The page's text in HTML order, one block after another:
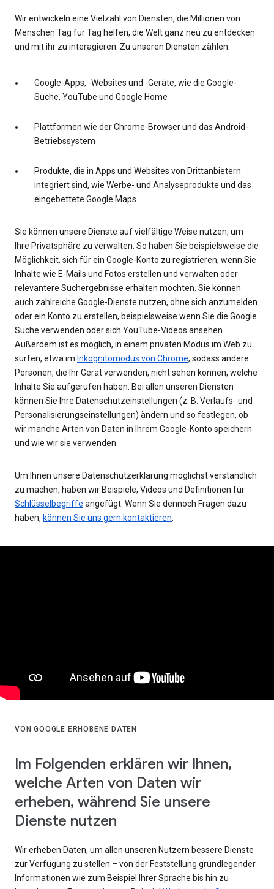
Wir entwickeln eine Vielzahl von Diensten, die Millionen von
Menschen Tag für Tag helfen, die Welt ganz neu zu entdecken
und mit ihr zu interagieren. Zu unseren Diensten zählen:
Google-Apps, -Websites und -Geräte, wie die Google-
Suche, YouTube und Google Home
Plattformen wie der Chrome-Browser und das Android-
Betriebssystem
Produkte, die in Apps und Websites von Drittanbietern
integriert sind, wie Werbe- und Analyseprodukte und das
eingebettete Google Maps
Sie können unsere Dienste auf vielfältige Weise nutzen, um
Ihre Privatsphäre zu verwalten. So haben Sie beispielsweise die
Möglichkeit, sich für ein Google-Konto zu registrieren, wenn Sie
Inhalte wie E-Mails und Fotos erstellen und verwalten oder
relevantere Suchergebnisse erhalten möchten. Sie können
auch zahlreiche Google-Dienste nutzen, ohne sich anzumelden
oder ein Konto zu erstellen, beispielsweise wenn Sie die Google
Suche verwenden oder sich YouTube-Videos ansehen.
Außerdem ist es möglich, in einem privaten Modus im Web zu
surfen, etwa im Inkognitomodus von Chrome, sodass andere
Personen, die Ihr Gerät verwenden, nicht sehen können, welche
Inhalte Sie aufgerufen haben. Bei allen unseren Diensten
können Sie Ihre Datenschutzeinstellungen (z. B. Verlaufs- und
Personalisierungseinstellungen) ändern und so festlegen, ob
wir manche Arten von Daten in Ihrem Google-Konto speichern
und wie wir sie verwenden.
Um Ihnen unsere Datenschutzerklärung möglichst verständlich
zu machen, haben wir Beispiele, Videos und Definitionen für
Schlüsselbegriffe angefügt. Wenn Sie dennoch Fragen dazu
haben, können Sie uns gern kontaktieren
VON GOOGLE ERHOBENE DATEN
Im Folgenden erklären wir Ihnen,
welche Arten von Daten wir
erheben, während Sie unsere
Dienste nutzen
Wir erheben Daten, um allen unseren Nutzern bessere Dienste
zur Verfügung zu stellen – von der Feststellung grundlegender
Informationen wie zum Beispiel Ihrer Sprache bis hin zu